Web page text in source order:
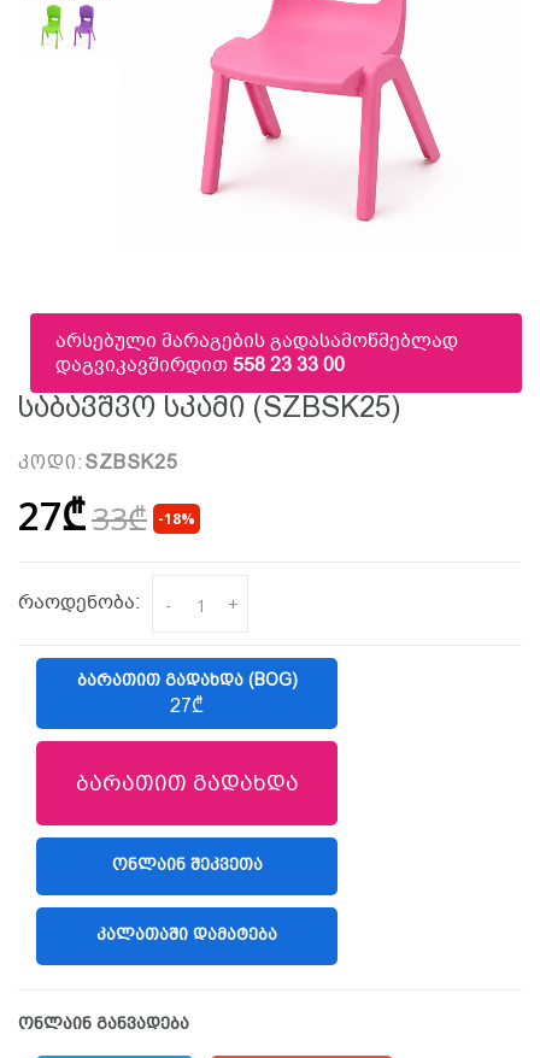
არსებული მარაგების გადასამოწმებლად
დაგვიკავშირდით558 23 33 00
Საბავშვო Სკამი (SZBSK25)
კოდი: SZBSK25
27₾33₾ -18%
რაოდენობა: - +
ᲑᲐᲠᲐᲗᲘᲗ ᲒᲐᲓᲐᲮᲓᲐ (BOG)
27₾
ბარათით გადახდა
(LIBERTY)
ᲝᲜᲚᲐᲘᲜ ᲨᲔᲙᲕᲔᲗᲐ
ᲙᲐᲚᲐᲗᲐᲨᲘ ᲓᲐᲛᲐᲢᲔᲑᲐ
ონლაინ განვადება